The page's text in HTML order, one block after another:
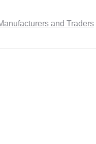
and Traders